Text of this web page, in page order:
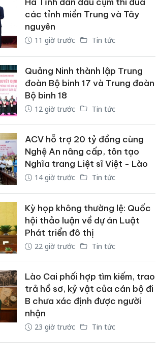
các tỉnh miền Trung và Tây
nguyên
11 giờ trước Tin tức
Quảng Ninh thành lập Trung
đoàn Bộ binh 17 và Trung đoàn
Bộ binh 18
12 giờ trước Tin tức
ACV hỗ trợ 20 tỷ đồng cùng
Nghệ An nâng cấp, tôn tạo
Nghĩa trang Liệt sĩ Việt - Lào
14 giờ trước Tin tức
Kỳ họp không thường lệ: Quốc
hội thảo luận về dự án Luật
Phát triển đô thị
22 giờ trước Tin tức
Lào Cai phối hợp tìm kiếm, trao
trả hồ sơ, kỷ vật của cán bộ đi
B chưa xác định được người
nhận
23 giờ trước Tin tức